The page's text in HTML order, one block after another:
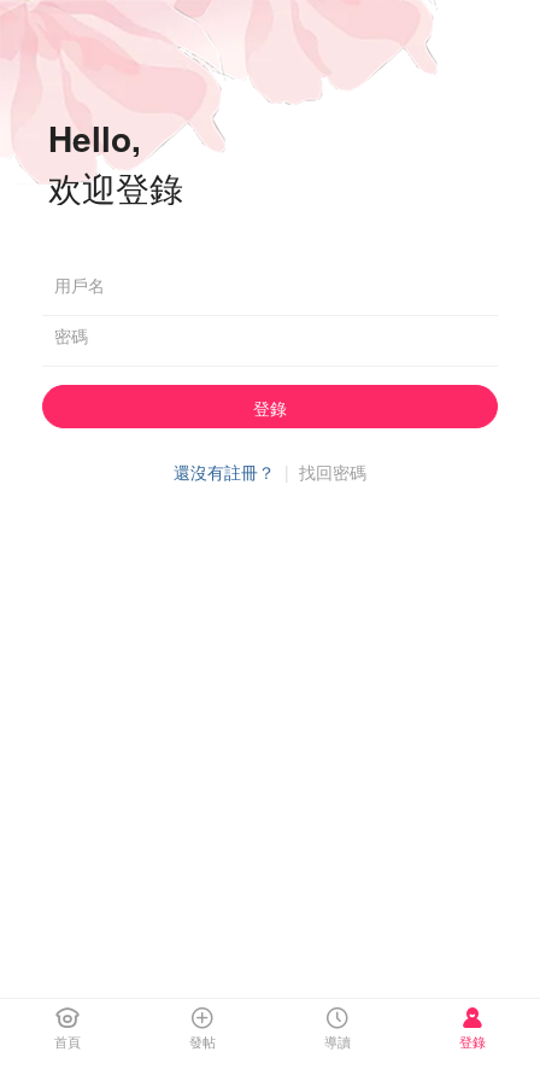
Hello,
欢迎登錄
用戶名
密碼
登錄
還沒有註冊？ | 找回密碼
首頁 發帖 導讀 登錄